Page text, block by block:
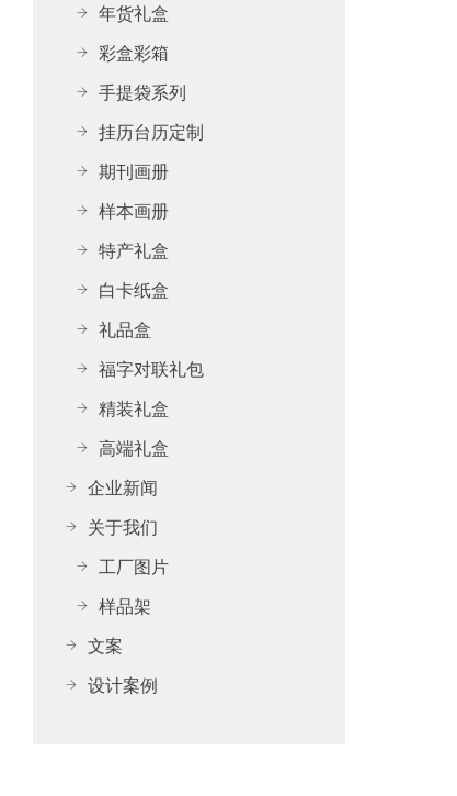
年货礼盒
彩盒彩箱
手提袋系列
挂历台历定制
期刊画册
样本画册
特产礼盒
白卡纸盒
礼品盒
福字对联礼包
精装礼盒
高端礼盒
企业新闻
关于我们
工厂图片
样品架
文案
设计案例